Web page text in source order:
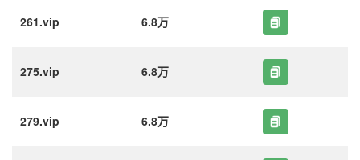
261.vip 6.8万
275.vip 6.8万
279.vip 6.8万